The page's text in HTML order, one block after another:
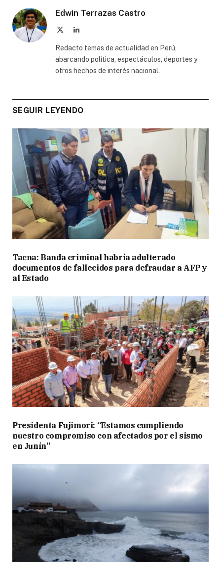
Edwin Terrazas Castro
LinkedIn
Redacto temas de actualidad en Perú,
abarcando política, espectáculos, deportes y
otros hechos de interés nacional.
SEGUIR LEYENDO
Tacna: Banda criminal habría adulterado
documentos de fallecidos para defraudar a AFP y
al Estado
Presidenta Fujimori: “Estamos cumpliendo
nuestro compromiso con afectados por el sismo
en Junín”